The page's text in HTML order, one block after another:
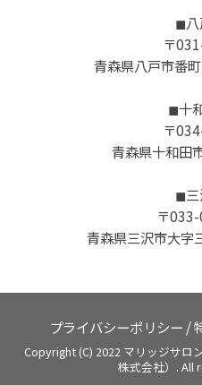
◼︎八
〒
青森県八戸市番
◼︎十
〒
青森県十和田
◼︎三
〒
青森県三沢市大字
プライバシーポリシー /
Copyright (C) 2022 マリッジサロ
株式会社）. All